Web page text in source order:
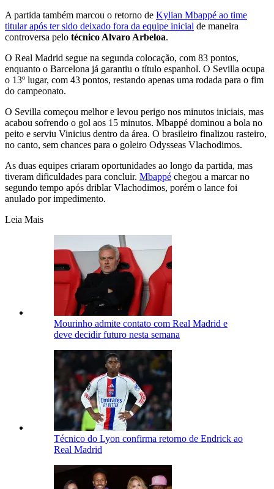
A partida também marcou o retorno de Kylian Mbappé ao time
titular após ter sido deixado fora da equipe inicial de maneira
controversa pelo técnico Alvaro Arbeloa.
O Real Madrid segue na segunda colocação, com 83 pontos,
enquanto o Barcelona já garantiu o título espanhol. O Sevilla ocupa
o 13º lugar, com 43 pontos, restando apenas uma rodada para o fim
do campeonato.
O Sevilla começou melhor e levou perigo nos minutos iniciais, mas
acabou sofrendo o gol aos 15 minutos. Mbappé dominou a bola no
peito e serviu Vinicius dentro da área. O brasileiro finalizou rasteiro,
no canto, sem chances para o goleiro Odysseas Vlachodimos.
As duas equipes criaram oportunidades ao longo da partida, mas
tiveram dificuldades para concluir. Mbappé chegou a marcar no
segundo tempo após driblar Vlachodimos, porém o lance foi
anulado por impedimento.
Leia Mais
Mourinho admite contato com Real Madrid e
deve decidir futuro nesta semana
Técnico do Lyon confirma retorno de Endrick ao
Real Madrid